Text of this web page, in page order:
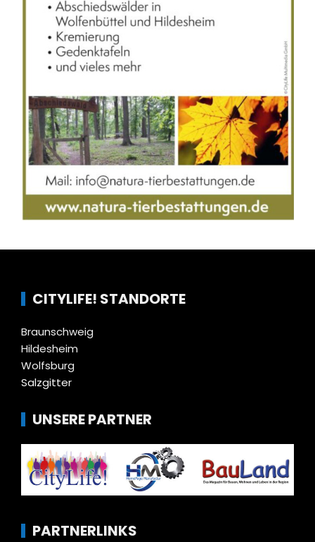
CITYLIFE! STANDORTE
Braunschweig
Hildesheim
Wolfsburg
Salzgitter
UNSERE PARTNER
PARTNERLINKS